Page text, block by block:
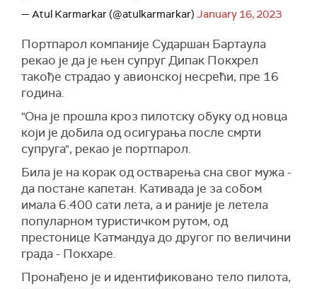
— Atul Karmarkar (@atulkarmarkar) January 16, 2023
Портпарол компаније Сударшан Бартаула
рекао је да је њен супруг Дипак Покхрел
такође страдао у авионској несрећи, пре 16
година.
"Она је прошла кроз пилотску обуку од новца
који је добила од осигурања после смрти
супруга", рекао је портпарол.
Била је на корак од остварења сна свог мужа -
да постане капетан. Кативада је за собом
имала 6.400 сати лета, а и раније је летела
популарном туристичком рутом, од
престонице Катмандуа до другог по величини
града - Покхаре.
Пронађено је и идентификовано тело пилота,